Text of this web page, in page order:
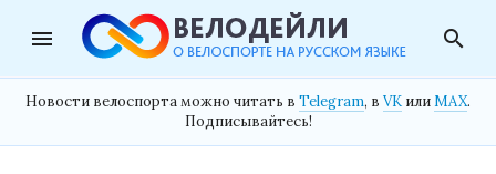
menu search
Новости велоспорта можно читать в Telegram, в VK илиMAX.
Подписывайтесь!